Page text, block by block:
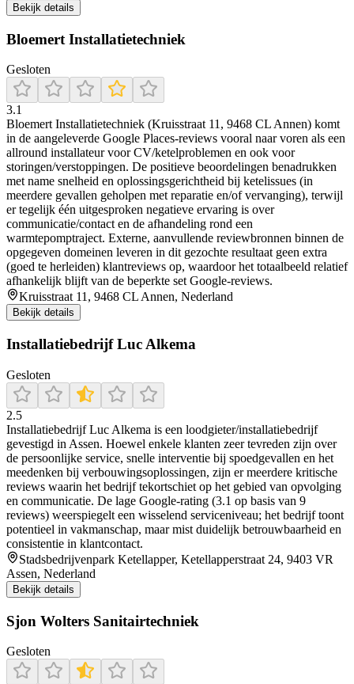
Bekijk details
Bloemert Installatietechniek
Gesloten
3.1
Bloemert Installatietechniek (Kruisstraat 11, 9468 CL Annen) komt
in de aangeleverde Google Places-reviews vooral naar voren als een
allround installateur voor CV/ketelproblemen en ook voor
storingen/verstoppingen. De positieve beoordelingen benadrukken
met name snelheid en oplossingsgerichtheid bij ketelissues (in
meerdere gevallen geholpen met reparatie en/of vervanging), terwijl
er tegelijk één uitgesproken negatieve ervaring is over
communicatie/contact en de afhandeling rond een
warmtepomptraject. Externe, aanvullende reviewbronnen binnen de
opgegeven domeinen leveren in dit gezochte resultaat geen extra
(goed te herleiden) klantreviews op, waardoor het totaalbeeld relatief
afhankelijk blijft van de beperkte set Google-reviews.
Kruisstraat 11, 9468 CL Annen, Nederland
Bekijk details
Installatiebedrijf Luc Alkema
Gesloten
2.5
Installatiebedrijf Luc Alkema is een loodgieter/installatiebedrijf
gevestigd in Assen. Hoewel enkele klanten zeer tevreden zijn over
de persoonlijke service, snelle interventie bij spoedgevallen en het
meedenken bij verbouwingsoplossingen, zijn er meerdere kritische
reviews waarin het bedrijf tekortschiet op het gebied van opvolging
en communicatie. De lage Google-rating (3.1 op basis van 9
reviews) weerspiegelt een wisselend serviceniveau; het bedrijf toont
potentieel in vakmanschap, maar mist duidelijk betrouwbaarheid en
consistentie in klantcontact.
Stadsbedrijvenpark Ketellapper, Ketellapperstraat 24, 9403 VR
Assen, Nederland
Bekijk details
Sjon Wolters Sanitairtechniek
Gesloten